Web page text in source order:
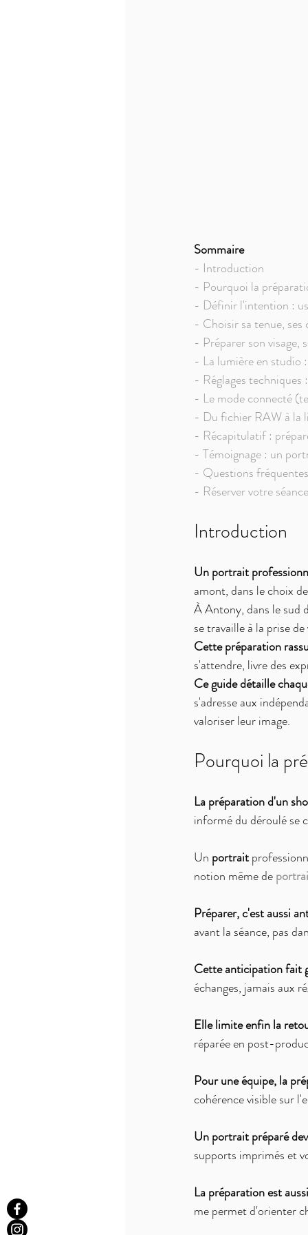
Sommaire
- Introduction
- Pourquoi la
- Définir l'intention :
- Choisir sa tenue, ses
- Préparer son visage,
- La lumière en studio
- Réglages techniques
- Le mode connecté
- Du fichier RAW à la
- Récapitulatif :
- Témoignage : un
- Questions fréquentes
- Réserver votre
Introduction
Un portrait
amont, dans le choix
À Antony, dans le
se travaille à la prise
Cette préparation
s'attendre, livre des
Ce guide détaille
s'adresse aux
valoriser leur image.
Pourquoi la
La préparation d'un
informé du déroulé se
Un portrait
notion même de
Préparer, c'est aussi
avant la séance, pas
Cette anticipation fait
échanges, jamais aux
Elle limite enfin la
réparée en post-
Pour une équipe, la
cohérence visible sur
Un portrait préparé
supports imprimés et
La préparation est
me permet d'orienter